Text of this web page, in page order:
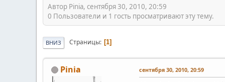
Автор Pinia, сентября 30, 2010, 20:59
0 Пользователи и 1 гость просматривают эту тему.
ВНИЗ Страницы 1
Pinia сентября 30, 2010, 20:59